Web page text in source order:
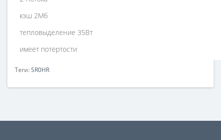
кэш 2Мб
тепловыделение 35Вт
имеет потертости
Теги:SR0HR